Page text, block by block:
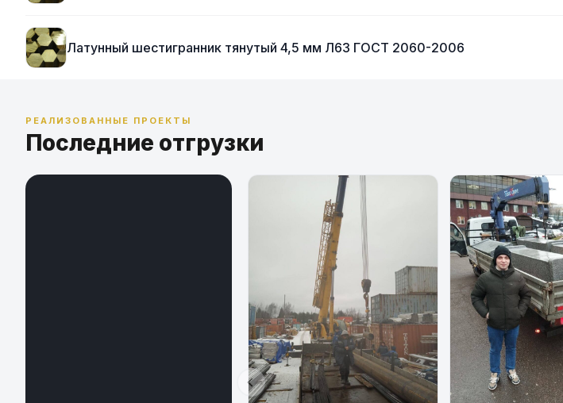
Латунный шестигранник тянутый 4,5 мм Л63 ГОСТ 2060-2006
РЕАЛИЗОВАННЫЕ ПРОЕКТЫ
Последние отгрузки